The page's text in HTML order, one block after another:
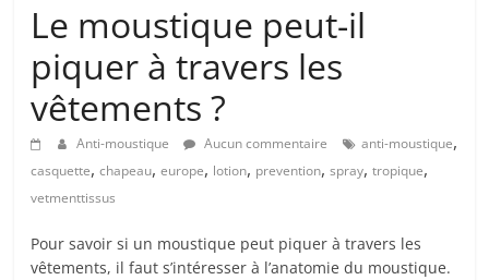
Le moustique peut-il
piquer à travers les
vêtements ?
Anti-moustique Aucun commentaire anti-moustique,
casquette,chapeau,europe, lotion, prevention,spray,tropique,
vetmenttissus
Pour savoir si un moustique peut piquer à travers les
vêtements, il faut s’intéresser à l’anatomie du moustique.